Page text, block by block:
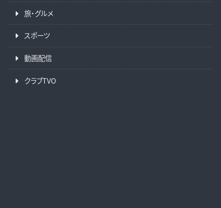
旅・グルメ
スポーツ
動画配信
クラブTVO